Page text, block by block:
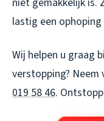
lastig een
Wij helpen u graag
verstopping?
019 58 46.